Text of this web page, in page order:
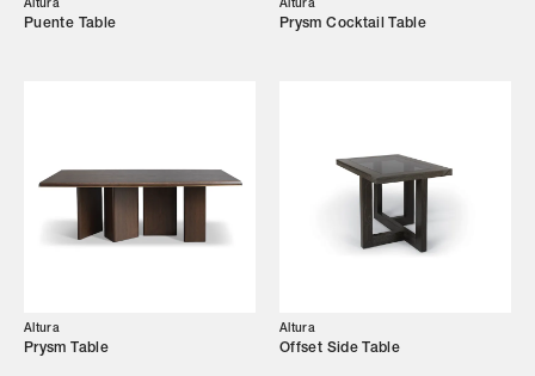
Altura
Puente Table
Altura
Prysm Cocktail Table
Altura
Prysm Table
Altura
Offset Side Table